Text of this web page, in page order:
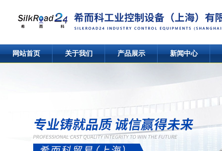
网站首页 关于我们 产品展示 新闻中心